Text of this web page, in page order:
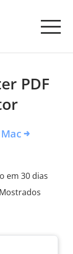
PDF
em 30 dias